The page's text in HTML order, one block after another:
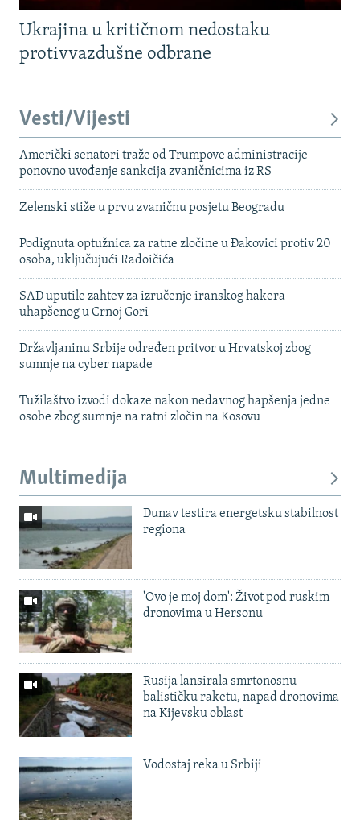
Ukrajina u kritičnom nedostaku
protivvazdušne odbrane
Vesti/Vijesti
Američki senatori traže od Trumpove administracije
ponovno uvođenje sankcija zvaničnicima iz RS
Zelenski stiže u prvu zvaničnu posjetu Beogradu
Podignuta optužnica za ratne zločine u Đakovici protiv 20
osoba, uključujući Radoičića
SAD uputile zahtev za izručenje iranskog hakera
uhapšenog u Crnoj Gori
Državljaninu Srbije određen pritvor u Hrvatskoj zbog
sumnje na cyber napade
Tužilaštvo izvodi dokaze nakon nedavnog hapšenja jedne
osobe zbog sumnje na ratni zločin na Kosovu
Multimedija
Dunav testira energetsku stabilnost
regiona
'Ovo je moj dom': Život pod ruskim
dronovima u Hersonu
Rusija lansirala smrtonosnu
balističku raketu, napad dronovima
na Kijevsku oblast
Vodostaj reka u Srbiji